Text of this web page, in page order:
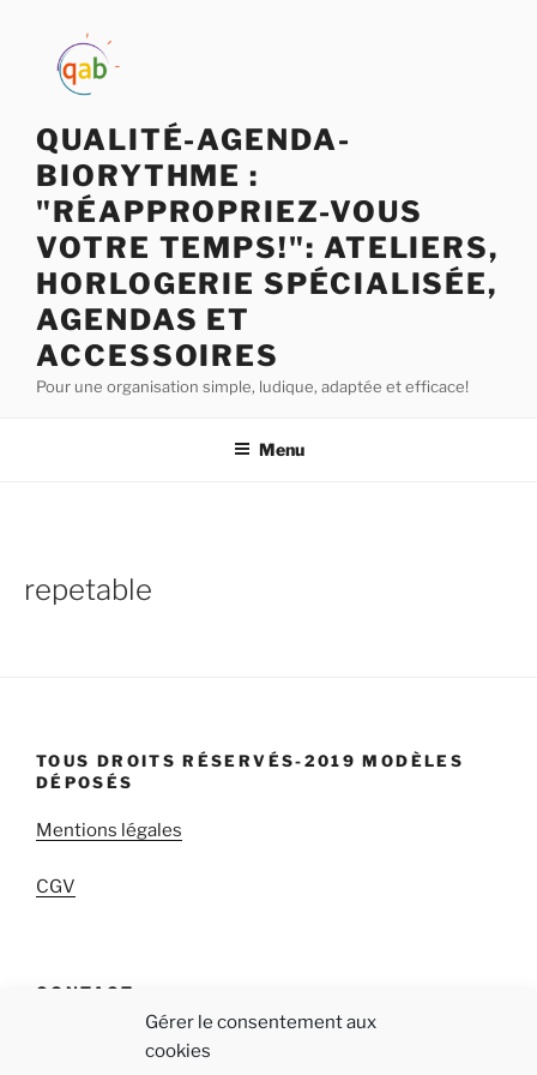
Gérer le consentement aux
cookies
QUALITÉ-AGENDA-
BIORYTHME :
"RÉAPPROPRIEZ-VOUS
VOTRE TEMPS!": ATELIERS,
HORLOGERIE SPÉCIALISÉE,
AGENDAS ET
ACCESSOIRES
Pour une organisation simple, ludique, adaptée et efficace!
Menu
repetable
TOUS DROITS RÉSERVÉS-2019 MODÈLES
DÉPOSÉS
Mentions légales
CGV
CONTACT
qab « Réappropriez-vous votre temps! »